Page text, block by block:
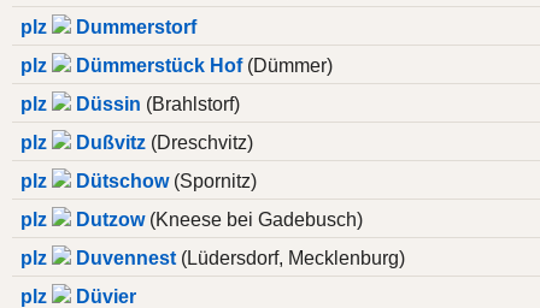
plz
Dummerstorf
plz
Dümmerstück Hof(Dümmer)
plz
Düssin (Brahlstorf)
plz
Dußvitz (Dreschvitz)
plz
Dütschow(Spornitz)
plz
Dutzow(Kneese bei Gadebusch)
plz
Duvennest (Lüdersdorf, Mecklenburg)
plz
Düvier